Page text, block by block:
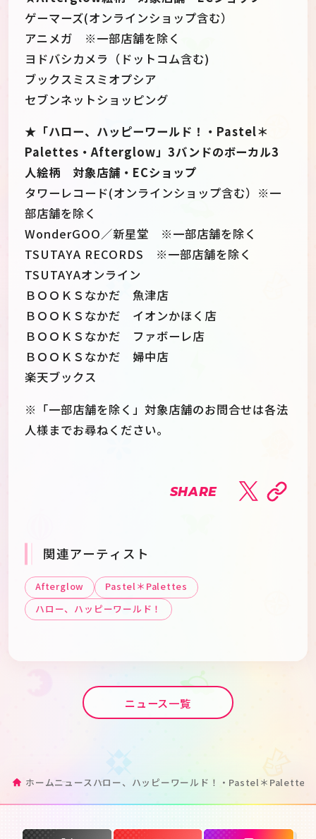
ゲーマーズ(オンラインショップ含む）
アニメガ ※一部店舗を除く
ヨドバシカメラ（ドットコム含む)
ブックスミスミオプシア
セブンネットショッピング
★「ハロー、ハッピーワールド！・Pastel＊
Palettes・Afterglow」3バンドのボーカル3
人絵柄 対象店舗・ECショップ
タワーレコード(オンラインショップ含む）※一
部店舗を除く
WonderGOO／新星堂 ※一部店舗を除く
TSUTAYA RECORDS ※一部店舗を除く
TSUTAYAオンライン
ＢＯＯＫＳなかだ 魚津店
ＢＯＯＫＳなかだ イオンかほく店
ＢＯＯＫＳなかだ ファボーレ店
ＢＯＯＫＳなかだ 婦中店
楽天ブックス
※「一部店舗を除く」対象店舗のお問合せは各法
人様までお尋ねください。
SHARE
関連アーティスト
Afterglow
Pastel＊Palettes
ハロー、ハッピーワールド！
ニュース一覧
ホームニュース ハロー、ハッピーワールド！・Pastel＊